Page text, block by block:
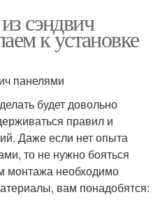
сэндвич
к установке
панелями
будет довольно
правил и
Даже если нет опыта
то не нужно бояться
монтажа необходимо
вам понадобятся: